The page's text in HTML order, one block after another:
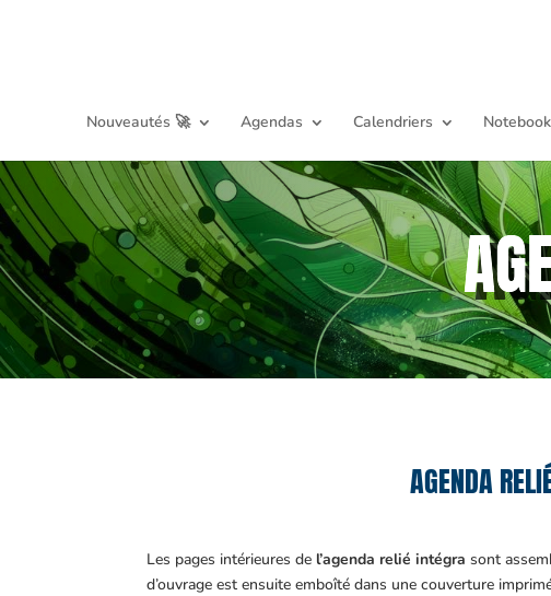
Nouveautés 🚀 Agendas Calendriers
AGENDA
Les pages intérieures de l’agenda relié intégra sont
d’ouvrage est ensuite emboîté dans une couverture